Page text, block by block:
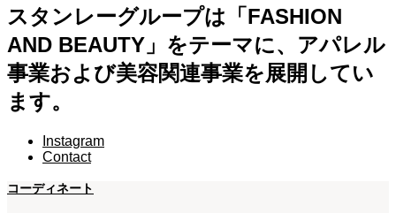
スタンレーグループは「FASHION
AND BEAUTY」をテーマに、アパレル
事業および美容関連事業を展開してい
ます。
Instagram
Contact
コーディネート